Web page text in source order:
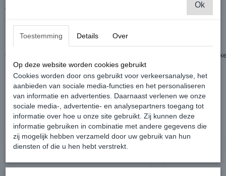
Afmetingen:
Ondergrond goed schoonmaken en ontvetten en eenvoudig
Betreft een Origineel Volkswagen product.
Ook interessant
Ok
Toestemming Details Over
Op deze website worden cookies gebruikt
Cookies worden door ons gebruikt voor verkeersanalyse, het
aanbieden van sociale media-functies en het personaliseren
van informatie en advertenties. Daarnaast verlenen we onze
sociale media-, advertentie- en analysepartners toegang tot
informatie over hoe u onze site gebruikt. Zij kunnen deze
informatie gebruiken in combinatie met andere gegevens die
zij mogelijk hebben verzameld door uw gebruik van hun
diensten of die u hen hebt verstrekt.